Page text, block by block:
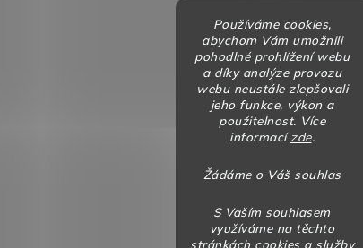
Používáme cookies,
abychom Vám umožnili
pohodlné prohlížení webu
a díky analýze provozu
webu neustále zlepšovali
jeho funkce, výkon a
použitelnost. Více
informacízde.
Žádáme o Váš souhlas
S Vaším souhlasem
využíváme na těchto
stránkách cookies a služby